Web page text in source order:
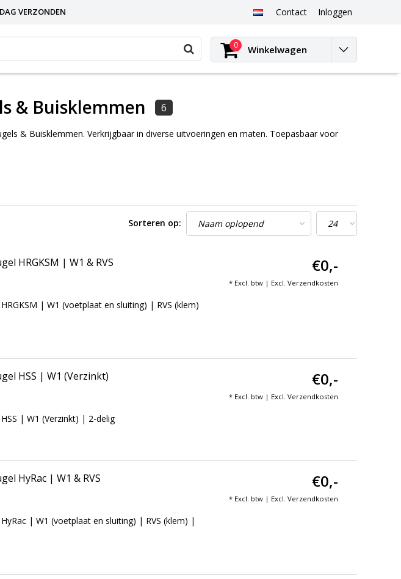
VERZONDEN Contact Inloggen
0 Winkelwagen
& Buisklemmen 6
& Buisklemmen. Verkrijgbaar in diverse uitvoeringen en maten. Toepasbaar voor
Sorteren op:
HRGKSM | W1 & RVS
| W1 (voetplaat en sluiting) | RVS (klem)
€0,-
* Excl. btw | Excl. Verzendkosten
HSS | W1 (Verzinkt)
| W1 (Verzinkt) | 2-delig
€0,-
* Excl. btw | Excl. Verzendkosten
HyRac | W1 & RVS
| W1 (voetplaat en sluiting) | RVS (klem) |
€0,-
* Excl. btw | Excl. Verzendkosten